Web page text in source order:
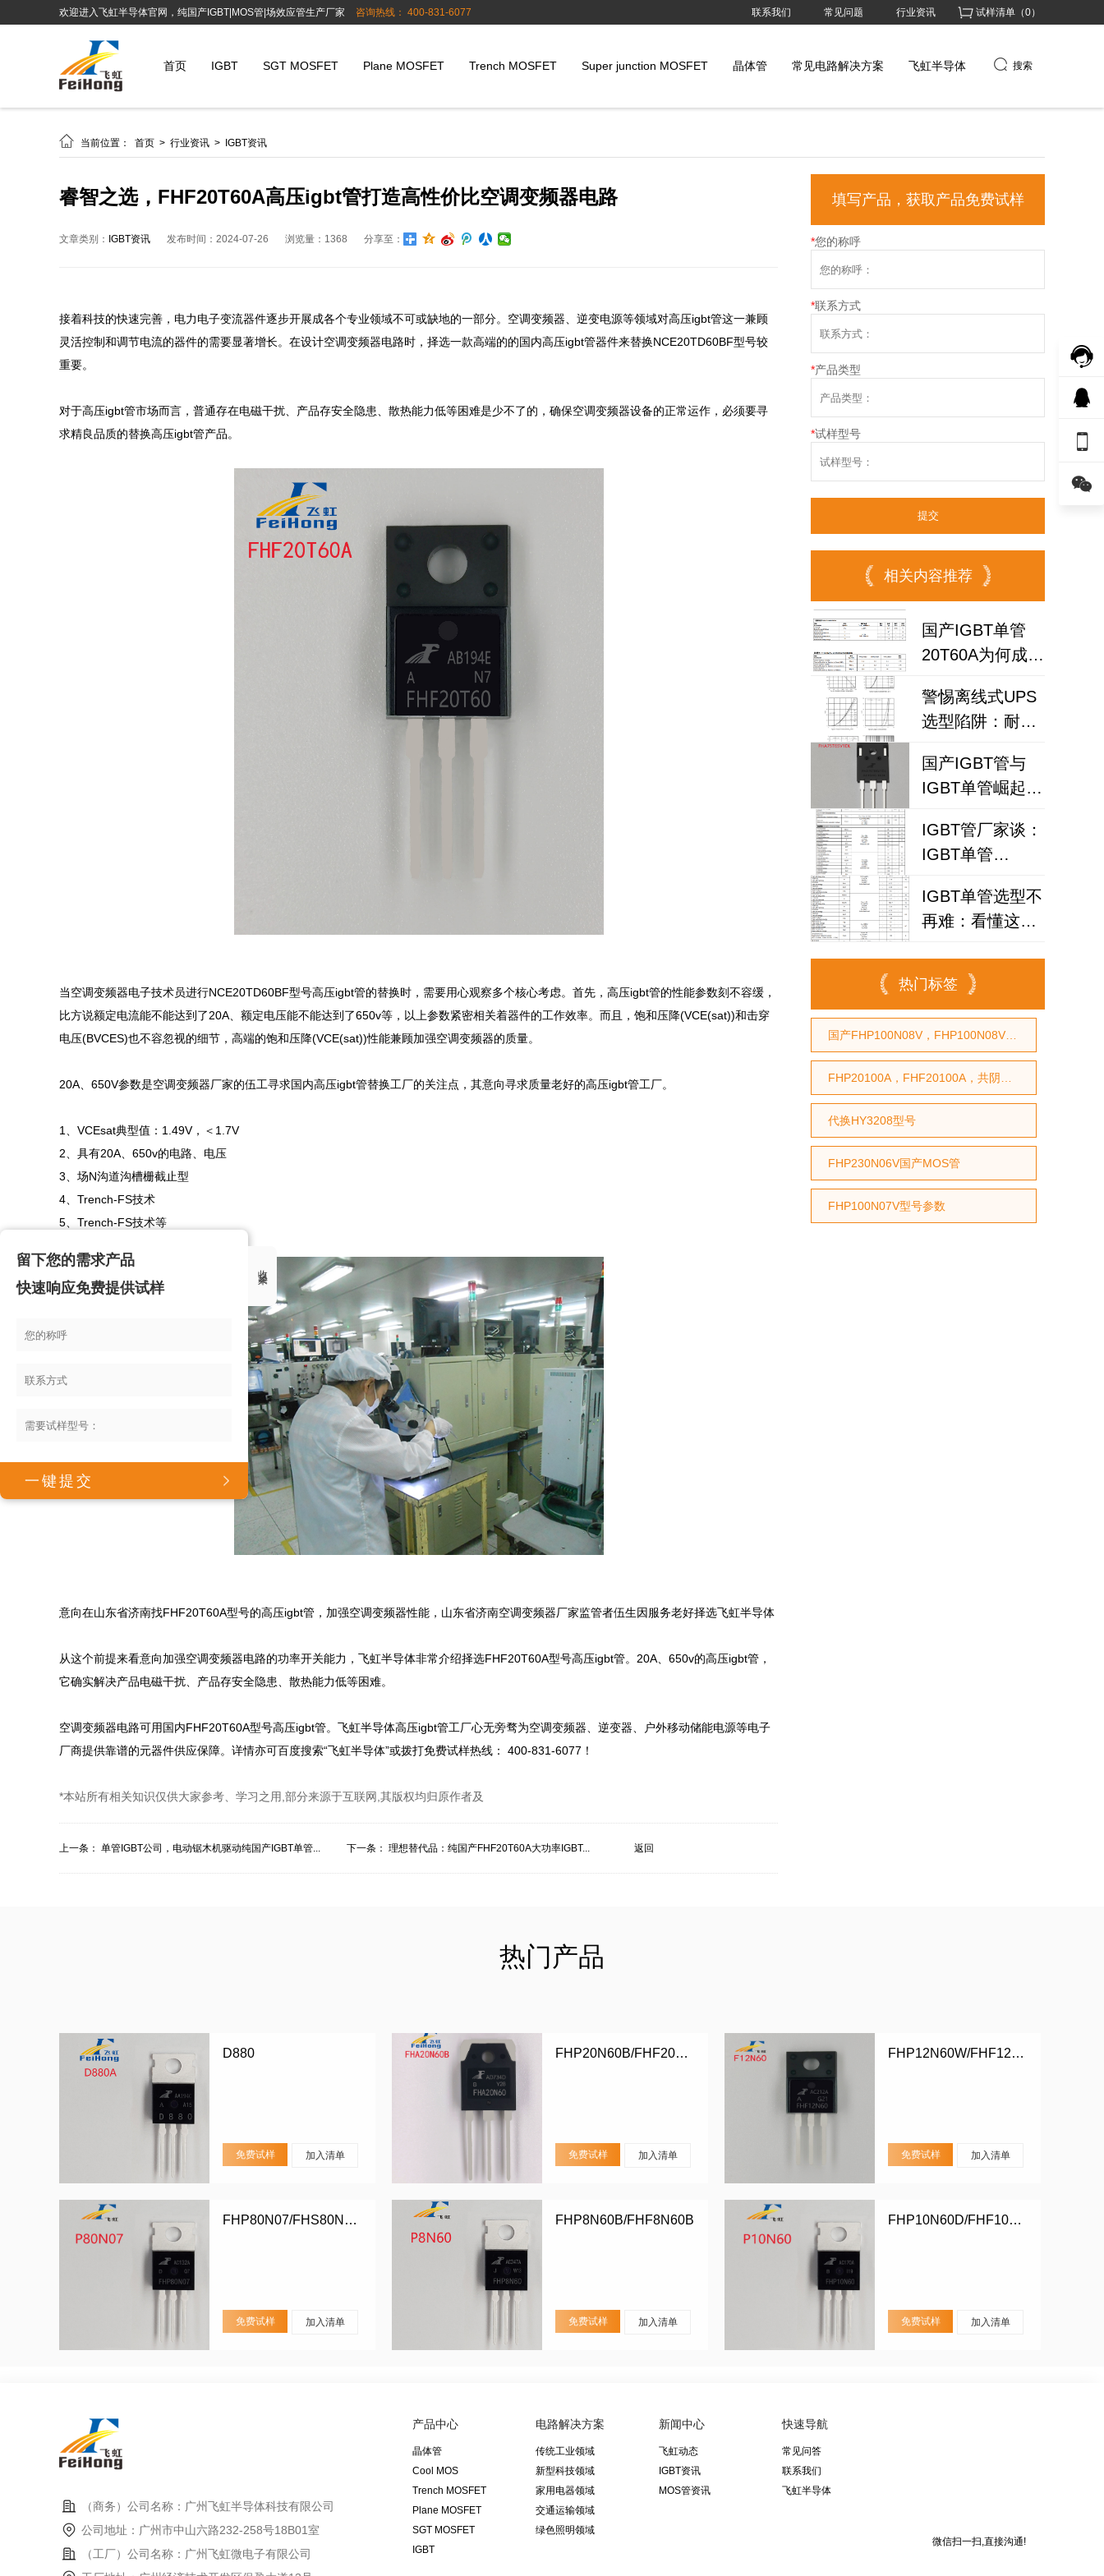
欢迎进入飞虹半导体官网，纯国产IGBT|MOS管|场效应管生产厂家 咨询热线： 400-831-6077 联系我们 常见问题 行业资讯 试样清单（0）
首页 IGBT SGT MOSFET Plane MOSFET Trench MOSFET Super junction MOSFET 晶体管 常见电路解决方案 飞虹半导体 搜索
 当前位置： 首页 > 行业资讯 > IGBT资讯
睿智之选，FHF20T60A高压igbt管打造高性价比空调变频器电路
文章类别： IGBT资讯 发布时间：2024-07-26 浏览量：1368 分享至：
接着科技的快速完善，电力电子变流器件逐步开展成各个专业领域不可或缺地的一部分。空调变频器、逆变电源等领域对高压igbt管这一兼顾
灵活控制和调节电流的器件的需要显著增长。在设计空调变频器电路时，择选一款高端的的国内高压igbt管器件来替换NCE20TD60BF型号较
重要。
对于高压igbt管市场而言，普通存在电磁干扰、产品存安全隐患、散热能力低等困难是少不了的，确保空调变频器设备的正常运作，必须要寻
求精良品质的替换高压igbt管产品。
当空调变频器电子技术员进行NCE20TD60BF型号高压igbt管的替换时，需要用心观察多个核心考虑。首先，高压igbt管的性能参数刻不容缓，
比方说额定电流能不能达到了20A、额定电压能不能达到了650v等，以上参数紧密相关着器件的工作效率。而且，饱和压降(VCE(sat))和击穿
电压(BVCES)也不容忽视的细节，高端的饱和压降(VCE(sat))性能兼顾加强空调变频器的质量。
20A、650V参数是空调变频器厂家的伍工寻求国内高压igbt管替换工厂的关注点，其意向寻求质量老好的高压igbt管工厂。
1、VCEsat典型值：1.49V，＜1.7V
2、具有20A、650v的电路、电压
3、场N沟道沟槽栅截止型
4、Trench-FS技术
5、Trench-FS技术等
意向在山东省济南找FHF20T60A型号的高压igbt管，加强空调变频器性能，山东省济南空调变频器厂家监管者伍生因服务老好择选飞虹半导体
从这个前提来看意向加强空调变频器电路的功率开关能力，飞虹半导体非常介绍择选FHF20T60A型号高压igbt管。20A、650v的高压igbt管，
它确实解决产品电磁干扰、产品存安全隐患、散热能力低等困难。
空调变频器电路可用国内FHF20T60A型号高压igbt管。飞虹半导体高压igbt管工厂心无旁骛为空调变频器、逆变器、户外移动储能电源等电子
厂商提供靠谱的元器件供应保障。详情亦可百度搜索“飞虹半导体”或拨打免费试样热线： 400-831-6077！
*本站所有相关知识仅供大家参考、学习之用,部分来源于互联网,其版权均归原作者及
上一条： 单管IGBT公司，电动锯木机驱动纯国产IGBT单管... 下一条： 理想替代品：纯国产FHF20T60A大功率IGBT... 返回
填写产品，获取产品免费试样
*您的称呼
*联系方式
*产品类型
*试样型号
相关内容推荐
国产IGBT单管
20T60A为何成为
能电源优选？
警惕离线式UPS
选型陷阱：耐压
FHA25T120A如
何破解散热失效
风险？
国产IGBT管与
IGBT单管崛起：
为何赢得工程师
青睐？igbt单管
厂家选型参考
IGBT管厂家谈：
IGBT单管
代替仙童
IGBT单管选型不
再难：看懂这个
计效率提升事半
功倍
热门标签
代换HY3208型号
FHP230N06V国产MOS管
FHP100N07V型号参数
热门产品
D880
免费试样 加入清单
FHP20N60B/FHF20N60B/FHA20N60B
免费试样 加入清单
FHP12N60W/FHF12N60W
免费试样 加入清单
FHP80N07/FHS80N07/FHD80N07
免费试样 加入清单
FHP8N60B/FHF8N60B
免费试样 加入清单
FHP10N60D/FHF10N60D
免费试样 加入清单
（商务）公司名称：广州飞虹半导体科技有限公司
公司地址：广州市中山六路232-258号18B01室
（工厂）公司名称：广州飞虹微电子有限公司
产品中心
晶体管
Cool MOS
Trench MOSFET
Plane MOSFET
SGT MOSFET
IGBT
电路解决方案
传统工业领域
新型科技领域
家用电器领域
交通运输领域
绿色照明领域
新闻中心
飞虹动态
IGBT资讯
MOS管资讯
快速导航
常见问答
联系我们
飞虹半导体
微信扫一扫,直接沟通!


留下您的需求产品
快速响应免费提供试样